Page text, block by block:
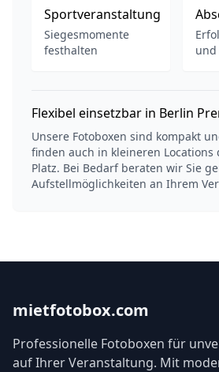
Sportveranstaltung
Siegesmomente
festhalten
Flexibel einsetzbar in Berlin
Unsere Fotoboxen sind kompakt
finden auch in kleineren Locations
Platz. Bei Bedarf beraten wir Sie
Aufstellmöglichkeiten an Ihrem
mietfotobox.com
Professionelle Fotoboxen für
auf Ihrer Veranstaltung. Mit